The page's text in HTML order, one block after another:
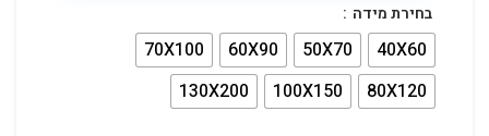
בחירת מידה
40X60
50X70
60X90
70X100
80X120
100X150
130X200